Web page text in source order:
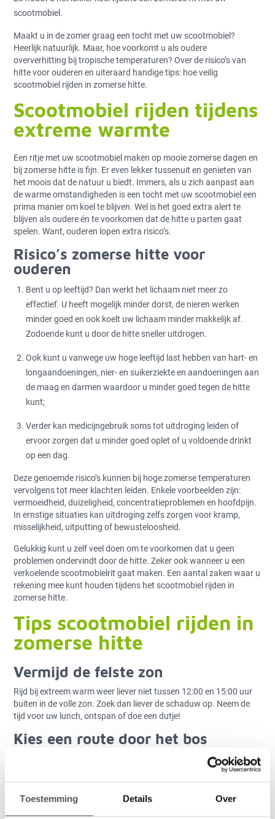
Toestemming Details Over
scootmobiel.
Maakt u in de zomer graag een tocht met uw scootmobiel?
Heerlijk natuurlijk. Maar, hoe voorkomt u als oudere
oververhitting bij tropische temperaturen? Over de risico’s van
hitte voor ouderen en uiteraard handige tips: hoe veilig
scootmobiel rijden in zomerse hitte.
Scootmobiel rijden tijdens
extreme warmte
Een ritje met uw scootmobiel maken op mooie zomerse dagen en
bij zomerse hitte is fijn. Er even lekker tussenuit en genieten van
het moois dat de natuur u biedt. Immers, als u zich aanpast aan
de warme omstandigheden is een tocht met uw scootmobiel een
prima manier om koel te blijven. Wel is het goed extra alert te
blijven als oudere én te voorkomen dat de hitte u parten gaat
spelen. Want, ouderen lopen extra risico’s.
Risico’s zomerse hitte voor
ouderen
Bent u op leeftijd? Dan werkt het lichaam niet meer zo
effectief. U heeft mogelijk minder dorst, de nieren werken
minder goed en ook koelt uw lichaam minder makkelijk af.
Zodoende kunt u door de hitte sneller uitdrogen.
Ook kunt u vanwege uw hoge leeftijd last hebben van hart- en
longaandoeningen, nier- en suikerziekte en aandoeningen aan
de maag en darmen waardoor u minder goed tegen de hitte
kunt;
Verder kan medicijngebruik soms tot uitdroging leiden of
ervoor zorgen dat u minder goed oplet of u voldoende drinkt
op een dag.
Deze genoemde risico’s kunnen bij hoge zomerse temperaturen
vervolgens tot meer klachten leiden. Enkele voorbeelden zijn:
vermoeidheid, duizeligheid, concentratieproblemen en hoofdpijn.
In ernstige situaties kan uitdroging zelfs zorgen voor kramp,
misselijkheid, uitputting of bewusteloosheid.
Gelukkig kunt u zelf veel doen om te voorkomen dat u geen
problemen ondervindt door de hitte. Zeker ook wanneer u een
verkoelende scootmobielrit gaat maken. Een aantal zaken waar u
rekening mee kunt houden tijdens het scootmobiel rijden in
zomerse hitte.
Tips scootmobiel rijden in
zomerse hitte
Vermijd de felste zon
Rijd bij extreem warm weer liever niet tussen 12:00 en 15:00 uur
buiten in de volle zon. Zoek dan liever de schaduw op. Neem de
tijd voor uw lunch, ontspan of doe een dutje!
Kies een route door het bos
Dus gaat u scootmobiel rijden in zomers hitte? Kies dan sowieso
voor een route door het bos. De bomen zorgen voor de nodige
schaduw. Bovendien hindert de hitte die het asfalt afgeeft u ook
een stuk minder.